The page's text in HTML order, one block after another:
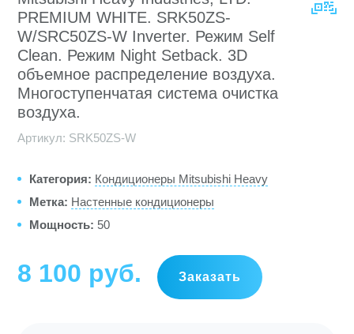
PREMIUM WHITE. SRK50ZS-
W/SRC50ZS-W Inverter. Режим Self
Clean. Режим Night Setback. 3D
объемное распределение воздуха.
Многоступенчатая система очистка
воздуха.
Артикул: SRK50ZS-W
Категория: Кондиционеры Mitsubishi Heavy
Метка: Настенные кондиционеры
Мощность: 50
8 100 руб Заказать